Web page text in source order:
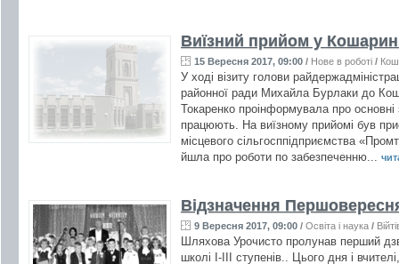
Виїзний прийом у
15 Вересня 2017, 09:00 / Нове в роботі /
У ході візиту голови
районної ради Михайла Бурлаки до
Токаренко проінформувала про
працюють. На виїзному прийомі був
місцевого сільгосппідприємства
йшла про роботи по забезпеченню...
Відзначення
9 Вересня 2017, 09:00 / Освіта і наука /
Шляхова Урочисто пролунав перший
школі І-ІІІ ступенів.. Цього дня і